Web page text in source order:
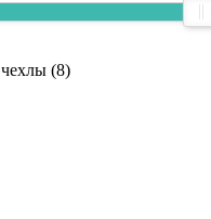
(8)